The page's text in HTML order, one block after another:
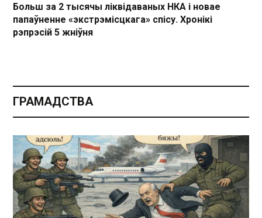
Больш за 2 тысячы ліквідаваных НКА і новае
папаўненне «экстрэмісцкага» спісу. Хронікі
рэпрэсій 5 жніўня
ГРАМАДСТВА